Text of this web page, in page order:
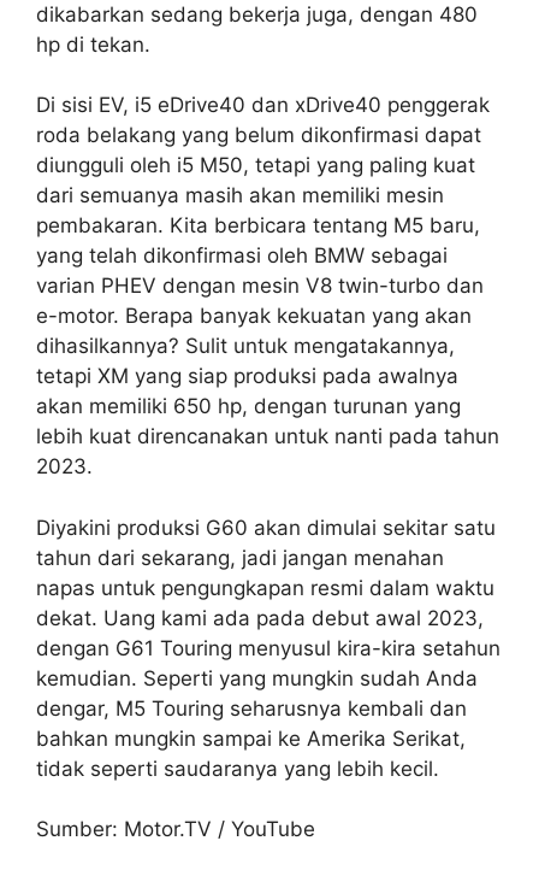
dikabarkan sedang bekerja juga, dengan 480
hp di tekan.
Di sisi EV, i5 eDrive40 dan xDrive40 penggerak
roda belakang yang belum dikonfirmasi dapat
diungguli oleh i5 M50, tetapi yang paling kuat
dari semuanya masih akan memiliki mesin
pembakaran. Kita berbicara tentang M5 baru,
yang telah dikonfirmasi oleh BMW sebagai
varian PHEV dengan mesin V8 twin-turbo dan
e-motor. Berapa banyak kekuatan yang akan
dihasilkannya? Sulit untuk mengatakannya,
tetapi XM yang siap produksi pada awalnya
akan memiliki 650 hp, dengan turunan yang
lebih kuat direncanakan untuk nanti pada tahun
2023.
Diyakini produksi G60 akan dimulai sekitar satu
tahun dari sekarang, jadi jangan menahan
napas untuk pengungkapan resmi dalam waktu
dekat. Uang kami ada pada debut awal 2023,
dengan G61 Touring menyusul kira-kira setahun
kemudian. Seperti yang mungkin sudah Anda
dengar, M5 Touring seharusnya kembali dan
bahkan mungkin sampai ke Amerika Serikat,
tidak seperti saudaranya yang lebih kecil.
Sumber: Motor.TV / YouTube